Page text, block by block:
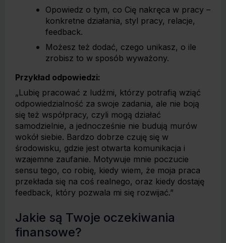
Opowiedz o tym, co Cię nakręca w pracy –
konkretne działania, styl pracy, relacje,
feedback.
Możesz też dodać, czego unikasz, o ile
zrobisz to w sposób wyważony.
Przykład odpowiedzi:
„Lubię pracować z ludźmi, którzy potrafią wziąć
odpowiedzialność za swoje zadania, ale nie boją
się też współpracy, czyli mogą działać
samodzielnie, a jednocześnie nie budują murów
wokół siebie. Bardzo dobrze czuję się w
środowisku, gdzie jest otwarta komunikacja i
wzajemne zaufanie. Motywuje mnie poczucie
sensu tego, co robię, kiedy wiem, że moja praca
przekłada się na coś realnego, oraz kiedy dostaję
feedback, który pozwala mi się rozwijać.”
Jakie są Twoje oczekiwania
finansowe?